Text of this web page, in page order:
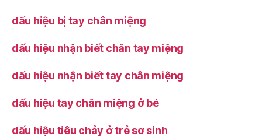
dấu hiệu bị tay chân miệng
dấu hiệu nhận biết chân tay miệng
dấu hiệu nhận biết tay chân miệng
dấu hiệu tay chân miệng ở bé
dấu hiệu tiêu chảy ở trẻ sơ sinh